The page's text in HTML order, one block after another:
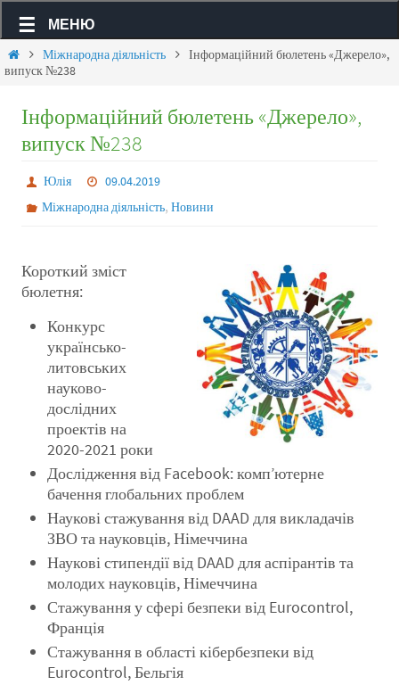
МЕНЮ
Міжнародна діяльність
Інформаційний бюлетень «Джерело»,
випуск №238
Інформаційний бюлетень «Джерело»,
випуск №238
Юлія
09.04.2019
Міжнародна діяльність,Новини
Короткий зміст
бюлетня:
Конкурс
українсько-
литовських
науково-
дослідних
проектів на
2020-2021 роки
Дослідження від Facebook: комп’ютерне
бачення глобальних проблем
Наукові стажування від DAAD для викладачів
ЗВО та науковців, Німеччина
Наукові стипендії від DAAD для аспірантів та
молодих науковців, Німеччина
Стажування у сфері безпеки від Eurocontrol,
Франція
Стажування в області кібербезпеки від
Eurocontrol, Бельгія